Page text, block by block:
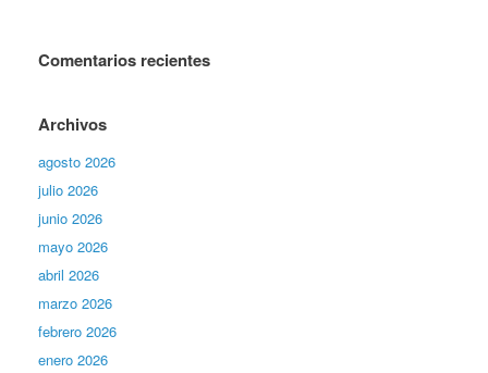
Comentarios recientes
Archivos
agosto 2026
julio 2026
junio 2026
mayo 2026
abril 2026
marzo 2026
febrero 2026
enero 2026